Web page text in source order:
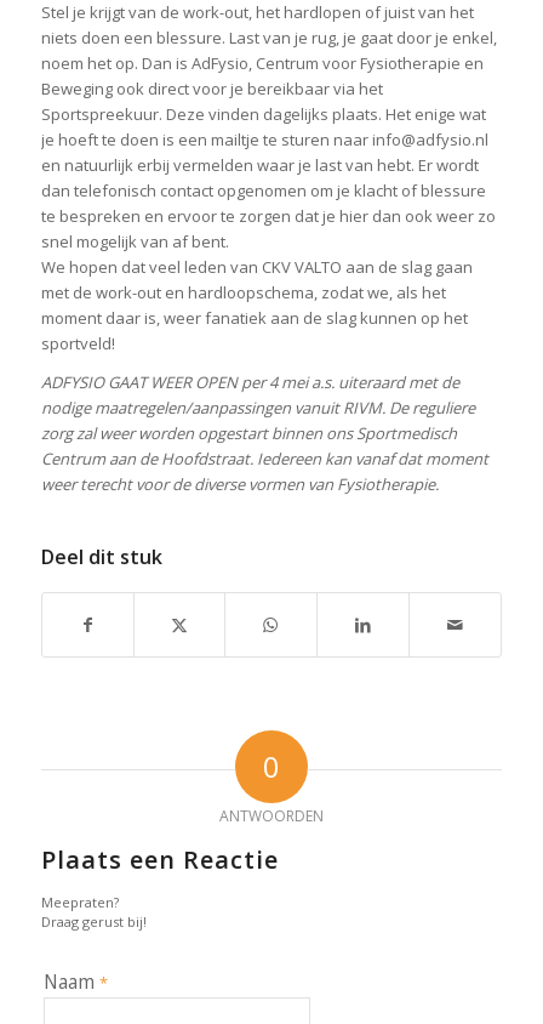
Stel je krijgt van de work-out, het hardlopen of juist van het
niets doen een blessure. Last van je rug, je gaat door je enkel,
noem het op. Dan is AdFysio, Centrum voor Fysiotherapie en
Beweging ook direct voor je bereikbaar via het
Sportspreekuur. Deze vinden dagelijks plaats. Het enige wat
je hoeft te doen is een mailtje te sturen naar info@adfysio.nl
en natuurlijk erbij vermelden waar je last van hebt. Er wordt
dan telefonisch contact opgenomen om je klacht of blessure
te bespreken en ervoor te zorgen dat je hier dan ook weer zo
snel mogelijk van af bent.
We hopen dat veel leden van CKV VALTO aan de slag gaan
met de work-out en hardloopschema, zodat we, als het
moment daar is, weer fanatiek aan de slag kunnen op het
sportveld!
ADFYSIO GAAT WEER OPEN per 4 mei a.s. uiteraard met de
nodige maatregelen/aanpassingen vanuit RIVM. De reguliere
zorg zal weer worden opgestart binnen ons Sportmedisch
Centrum aan de Hoofdstraat. Iedereen kan vanaf dat moment
weer terecht voor de diverse vormen van Fysiotherapie.
Deel dit stuk
0
ANTWOORDEN
Plaats een Reactie
Meepraten?
Draag gerust bij!
Naam *